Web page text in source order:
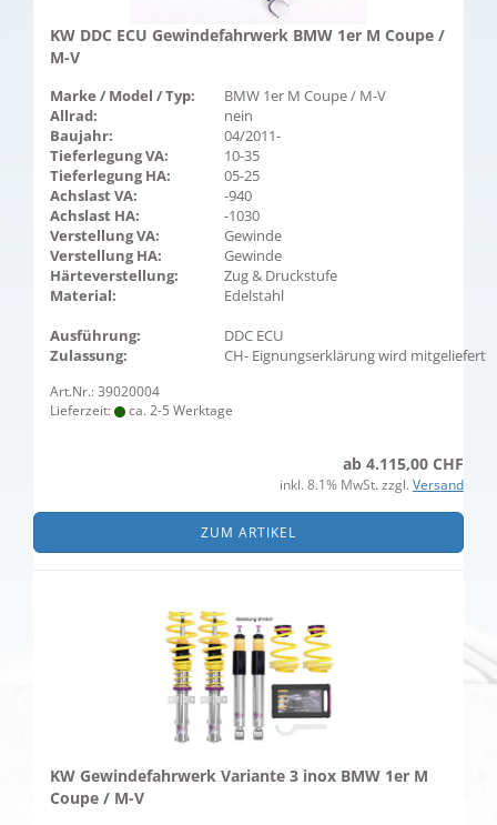
KW DDC ECU Gewindefahrwerk BMW 1er M Coupe /
M-V
Marke / Model / Typ:
BMW 1er M Coupe / M-V
Allrad:
nein
Baujahr:
04/2011-
Tieferlegung VA:
10-35
Tieferlegung HA:
05-25
Achslast VA:
-940
Achslast HA:
-1030
Verstellung VA:
Gewinde
Verstellung HA:
Gewinde
Härteverstellung:
Zug & Druckstufe
Material:
Edelstahl
Ausführung:
DDC ECU
Zulassung:
CH- Eignungserklärung wird mitgeliefert
Art.Nr.: 39020004
Lieferzeit:
ca. 2-5 Werktage
ab 4.115,00 CHF
inkl. 8.1% MwSt. zzgl. Versand
ZUM ARTIKEL
KW Gewindefahrwerk Variante 3 inox BMW 1er M
Coupe / M-V